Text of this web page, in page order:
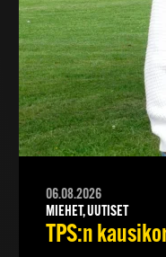
06.08.2026
MIEHET, UUTISET
TPS:n